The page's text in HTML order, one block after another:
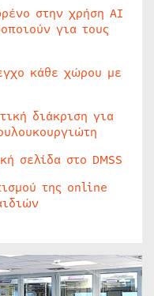
στην χρήση AI
για τους
κάθε χώρου με
διάκριση για
σελίδα στο DMSS
της online